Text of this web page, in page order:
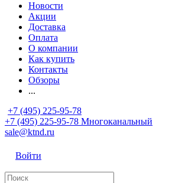
Новости
Акции
Доставка
Оплата
О компании
Как купить
Контакты
Обзоры
...
+7 (495) 225-95-78
+7 (495) 225-95-78 Многоканальный
sale@ktnd.ru
Войти